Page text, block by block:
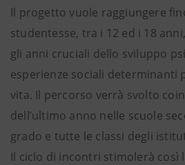
Il progetto vuole raggiungere
studentesse, tra i 12 ed i 18
gli anni cruciali dello sviluppo
esperienze sociali determinanti
vita. Il percorso verrà svolto
dell’ultimo anno nelle scuole
grado e tutte le classi degli
Il ciclo di incontri stimolerà così